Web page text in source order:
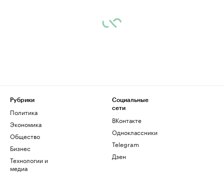
Рубрики
Политика
Экономика
Общество
Бизнес
Технологии и
медиа
Социальные
сети
ВКонтакте
Одноклассники
Telegram
Дзен